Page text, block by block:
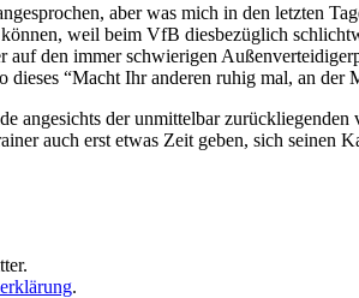
aber was mich in den letzten
weil beim VfB diesbezüglich
den immer schwierigen
“Macht Ihr anderen ruhig mal, an der
angesichts der unmittelbar
auch erst etwas Zeit geben, sich seinen
.